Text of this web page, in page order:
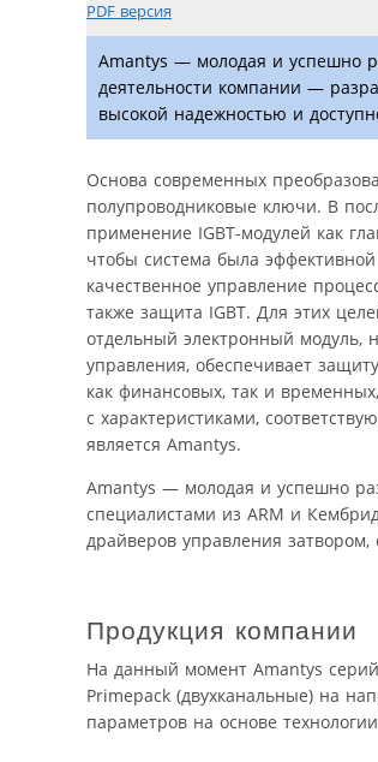
PDF версия
Amantys — молодая и успешно
деятельности компании —
высокой надежностью и
Основа современных
полупроводниковые ключи. В
применение IGBT-модулей как
чтобы система была
качественное управление
также защита IGBT. Для этих
отдельный электронный
управления, обеспечивает
как финансовых, так и
с характеристиками,
является Amantys.
Amantys — молодая и успешно
специалистами из ARM и
драйверов управления
Продукция компании
На данный момент Amantys
Primepack (двухканальные) на
параметров на основе